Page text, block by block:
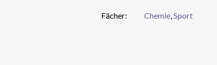
Fächer: Chemie,Sport